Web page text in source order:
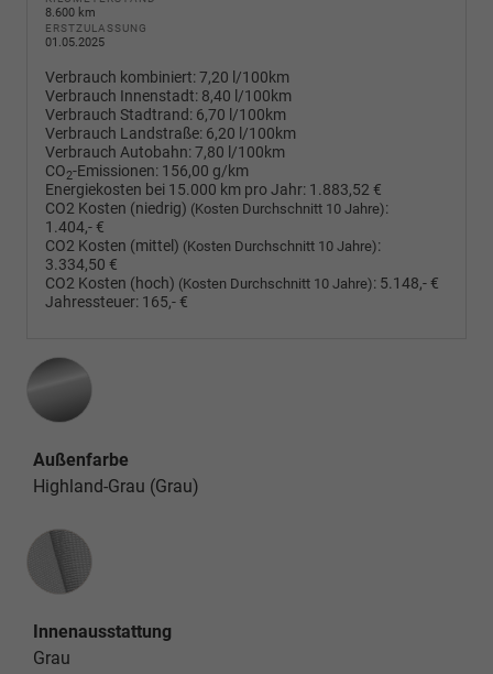
8.600 km
ERSTZULASSUNG
01.05.2025
Verbrauch kombiniert:7,20 l/100km
Verbrauch Innenstadt: 8,40 l/100km
Verbrauch Stadtrand: 6,70 l/100km
Verbrauch Landstraße: 6,20 l/100km
Verbrauch Autobahn:7,80 l/100km
CO2-Emissionen: 156,00 g/km
Energiekosten bei 15.000 km pro Jahr: 1.883,52 €
CO2 Kosten (niedrig) (Kosten Durchschnitt 10 Jahre):
1.404,- €
CO2 Kosten (mittel) (Kosten Durchschnitt 10 Jahre):
3.334,50 €
CO2 Kosten (hoch) (Kosten Durchschnitt 10 Jahre): 5.148,- €
Jahressteuer: 165,- €
Außenfarbe
Highland-Grau (Grau)
Innenausstattung
Innenausstattung
Grau